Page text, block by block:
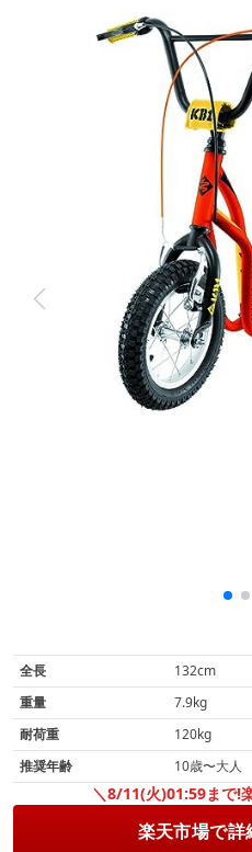
全長
132cm
重量
7.9kg
耐荷重
120kg
推奨年齢
10歳〜大人
＼8/11(火)01:59まで!
楽天市場で詳